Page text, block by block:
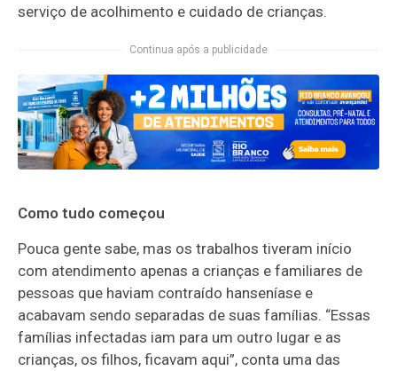
serviço de acolhimento e cuidado de crianças.
Continua após a publicidade
Como tudo começou
Pouca gente sabe, mas os trabalhos tiveram início
com atendimento apenas a crianças e familiares de
pessoas que haviam contraído hanseníase e
acabavam sendo separadas de suas famílias. “Essas
famílias infectadas iam para um outro lugar e as
crianças, os filhos, ficavam aqui”, conta uma das